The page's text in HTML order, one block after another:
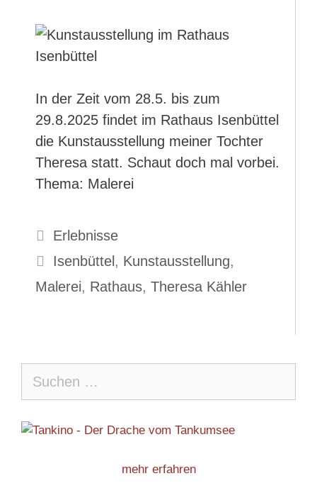
In der Zeit vom 28.5. bis zum
29.8.2025 findet im Rathaus Isenbüttel
die Kunstausstellung meiner Tochter
Theresa statt. Schaut doch mal vorbei.
Thema: Malerei
Kategorien
Erlebnisse
Schlagwörter
Isenbüttel , Kunstausstellung,
Malerei, Rathaus, Theresa Kähler
nach:
mehr erfahren